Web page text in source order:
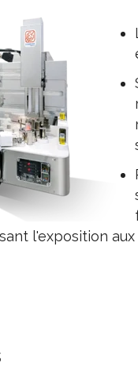
l'exposition